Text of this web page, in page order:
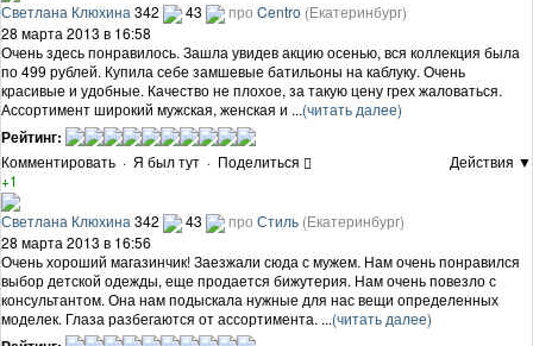
Светлана Клюхина 342 43 про Centro (Екатеринбург)
28 марта 2013 в 16:58
Очень здесь понравилось. Зашла увидев акцию осенью, вся коллекция была
по 499 рублей. Купила себе замшевые батильоны на каблуку. Очень
красивые и удобные. Качество не плохое, за такую цену грех жаловаться.
Ассортимент широкий мужская, женская и ...(читать далее)
Рейтинг:
Комментировать · Я был тут · Поделиться
Действия ▼
+1
Светлана Клюхина 342 43 про Стиль (Екатеринбург)
28 марта 2013 в 16:56
Очень хороший магазинчик! Заезжали сюда с мужем. Нам очень понравился
выбор детской одежды, еще продается бижутерия. Нам очень повезло с
консультантом. Она нам подыскала нужные для нас вещи определенных
моделек. Глаза разбегаются от ассортимента. ...(читать далее)